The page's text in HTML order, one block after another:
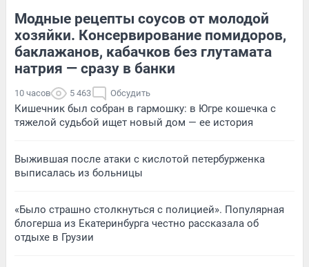
Модные рецепты соусов от молодой
хозяйки. Консервирование помидоров,
баклажанов, кабачков без глутамата
натрия — сразу в банки
10 часов 5 463 Обсудить
Кишечник был собран в гармошку: в Югре кошечка с
тяжелой судьбой ищет новый дом — ее история
Выжившая после атаки с кислотой петербурженка
выписалась из больницы
«Было страшно столкнуться с полицией». Популярная
блогерша из Екатеринбурга честно рассказала об
отдыхе в Грузии